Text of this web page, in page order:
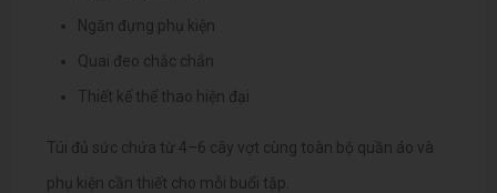
Ngăn đựng phụ kiện
Quai đeo chắc chắn
Thiết kế thể thao hiện đại
Túi đủ sức chứa từ 4–6 cây vợt cùng toàn bộ quần áo và
phụ kiện cần thiết cho mỗi buổi tập.